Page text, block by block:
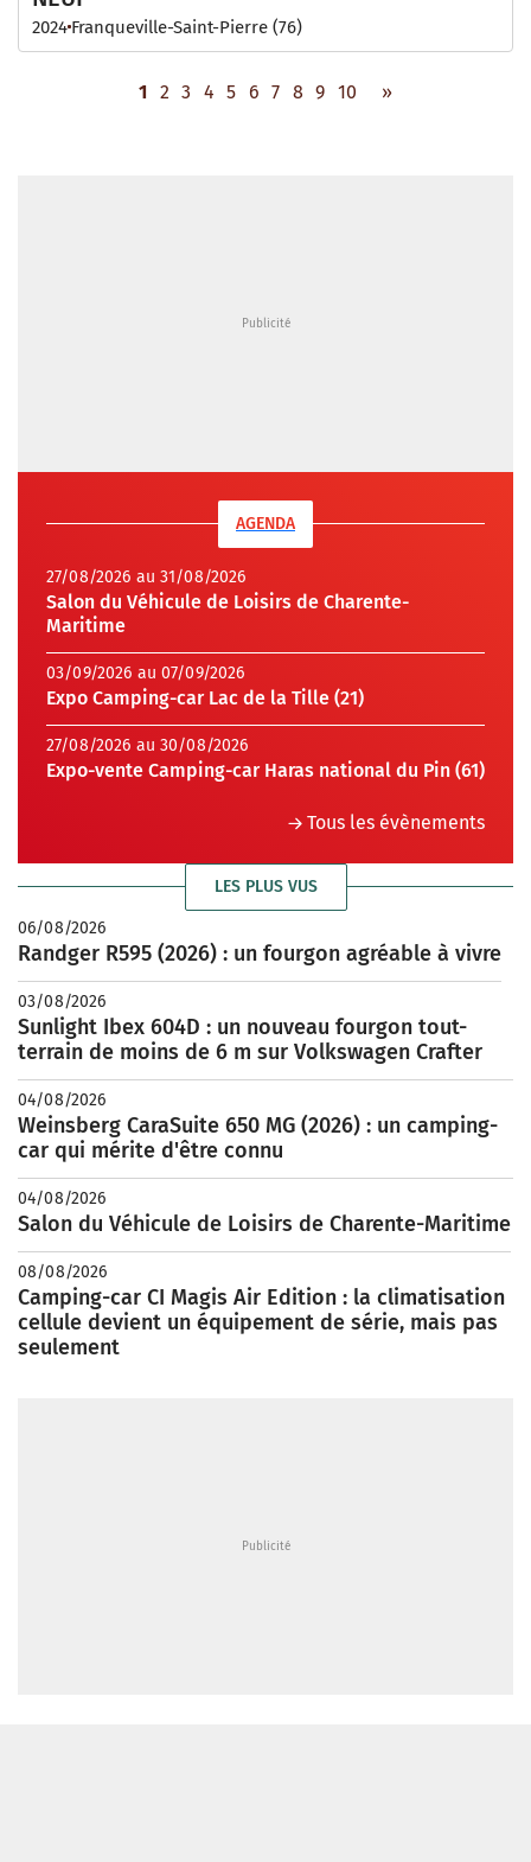
2024 Franqueville-Saint-Pierre (76)
1 2 3 4 5 6 7 8 9 10 »
AGENDA
27/08/2026 au 31/08/2026
Salon du Véhicule de Loisirs de Charente-
Maritime
03/09/2026 au 07/09/2026
Expo Camping-car Lac de la Tille (21)
27/08/2026 au 30/08/2026
Expo-vente Camping-car Haras national du Pin (61)
Tous les évènements
LES PLUS VUS
06/08/2026
Randger R595 (2026) : un fourgon agréable à vivre
03/08/2026
Sunlight Ibex 604D : un nouveau fourgon tout-
terrain de moins de 6 m sur Volkswagen Crafter
04/08/2026
Weinsberg CaraSuite 650 MG (2026) : un camping-
car qui mérite d'être connu
04/08/2026
Salon du Véhicule de Loisirs de Charente-Maritime
08/08/2026
Camping-car CI Magis Air Edition : la climatisation
cellule devient un équipement de série, mais pas
seulement